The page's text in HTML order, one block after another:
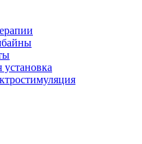
установка